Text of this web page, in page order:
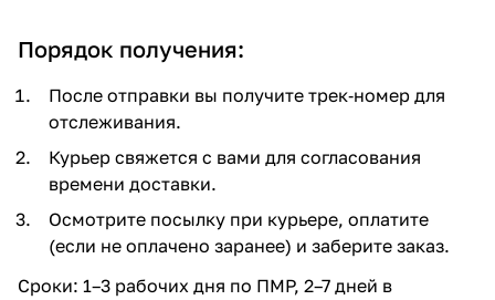
Порядок получения:
После отправки вы получите трек‑номер для
отслеживания.
Курьер свяжется с вами для согласования
времени доставки.
Осмотрите посылку при курьере, оплатите
(если не оплачено заранее) и заберите заказ.
Сроки: 1–3 рабочих дня по ПМР, 2–7 дней в